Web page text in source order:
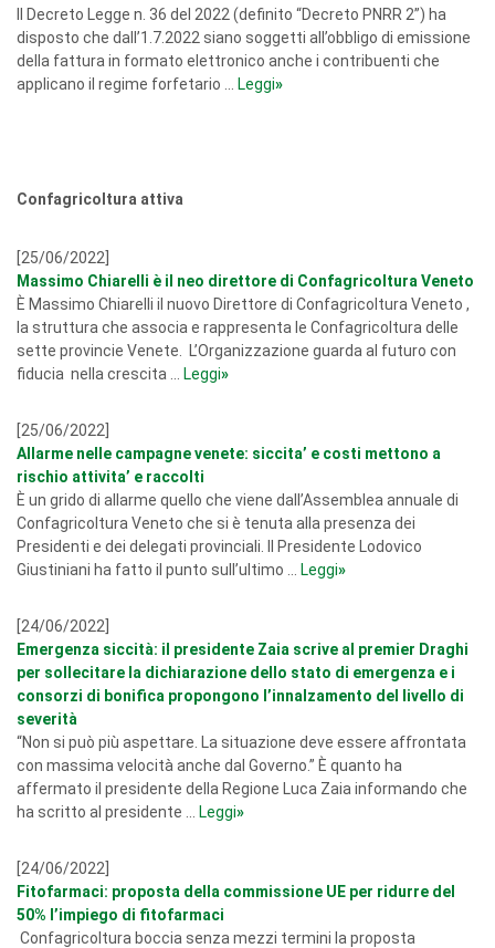
Il Decreto Legge n. 36 del 2022 (definito “Decreto PNRR 2”) ha
disposto che dall’1.7.2022 siano soggetti all’obbligo di emissione
della fattura in formato elettronico anche i contribuenti che
applicano il regime forfetario ...
Leggi»
Confagricoltura attiva
[25/06/2022]
Massimo Chiarelli è il neo direttore di Confagricoltura Veneto
È Massimo Chiarelli il nuovo Direttore di Confagricoltura Veneto ,
la struttura che associa e rappresenta le Confagricoltura delle
sette provincie Venete. L’Organizzazione guarda al futuro con
fiducia nella crescita ...
Leggi»
[25/06/2022]
Allarme nelle campagne venete: siccita’ e costi mettono a
rischio attivita’ e raccolti
È un grido di allarme quello che viene dall’Assemblea annuale di
Confagricoltura Veneto che si è tenuta alla presenza dei
Presidenti e dei delegati provinciali. Il Presidente Lodovico
Giustiniani ha fatto il punto sull’ultimo ...
Leggi»
[24/06/2022]
Emergenza siccità: il presidente Zaia scrive al premier Draghi
per sollecitare la dichiarazione dello stato di emergenza e i
consorzi di bonifica propongono l’innalzamento del livello di
severità
“Non si può più aspettare. La situazione deve essere affrontata
con massima velocità anche dal Governo.” È quanto ha
affermato il presidente della Regione Luca Zaia informando che
ha scritto al presidente ...
Leggi»
[24/06/2022]
Fitofarmaci: proposta della commissione UE per ridurre del
50% l’impiego di fitofarmaci
Confagricoltura boccia senza mezzi termini la proposta